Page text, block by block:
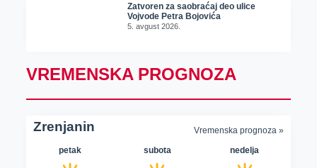
Zatvoren za saobraćaj deo ulice
Vojvode Petra Bojovića
5. avgust 2026.
VREMENSKA PROGNOZA